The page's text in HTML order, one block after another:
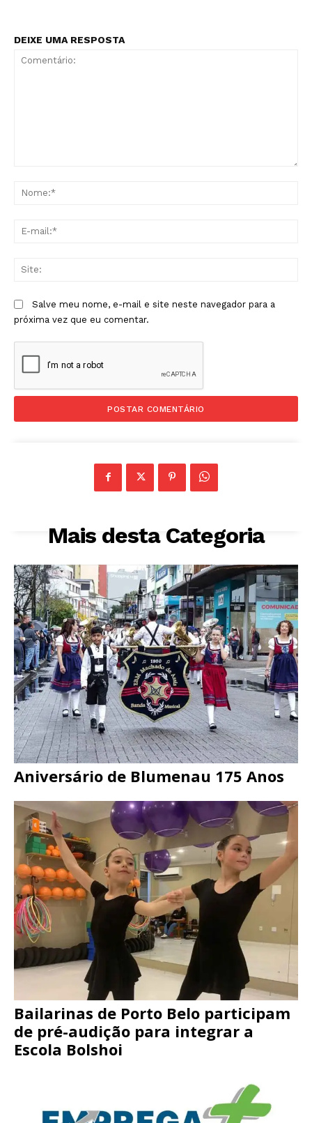
DEIXE UMA RESPOSTA
Salve meu nome, e-mail e site neste navegador para a
próxima vez que eu comentar.
Mais desta Categoria
Aniversário de Blumenau 175 Anos
Bailarinas de Porto Belo participam
de pré-audição para integrar a
Escola Bolshoi